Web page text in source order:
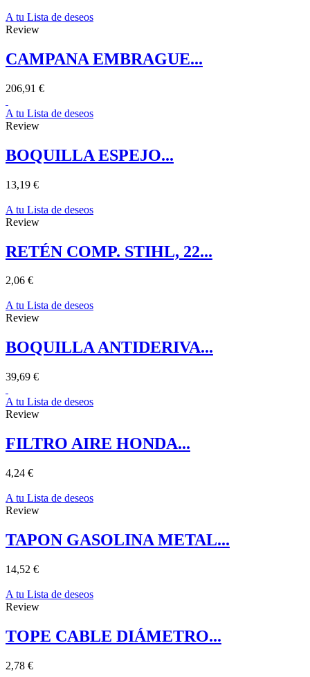
A tu Lista de deseos
Review
CAMPANA EMBRAGUE...
206,91 €
A tu Lista de deseos
Review
BOQUILLA ESPEJO...
13,19 €
A tu Lista de deseos
Review
RETÉN COMP. STIHL, 22...
2,06 €
A tu Lista de deseos
Review
BOQUILLA ANTIDERIVA...
39,69 €
A tu Lista de deseos
Review
FILTRO AIRE HONDA...
4,24 €
A tu Lista de deseos
Review
TAPON GASOLINA METAL...
14,52 €
A tu Lista de deseos
Review
TOPE CABLE DIÁMETRO...
2,78 €